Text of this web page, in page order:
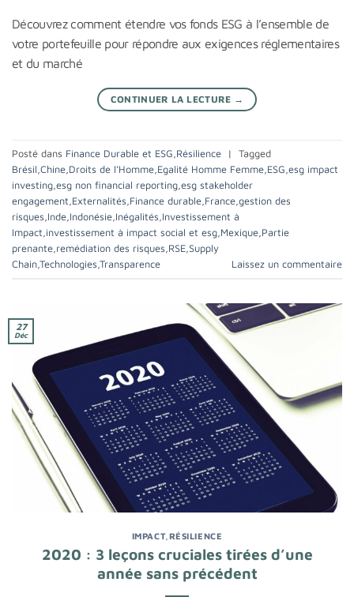
Découvrez comment étendre vos fonds ESG à l’ensemble de
votre portefeuille pour répondre aux exigences réglementaires
et du marché
CONTINUER LA LECTURE →
Posté dans Finance Durable et ESG Résilience |
Tagged
Brésil Chine Droits de l’Homme Egalité Homme Femme ESG esg impact
investing esg non financial reporting esg stakeholder
engagement Externalités Finance durable France gestion des
risques Inde Indonésie Inégalités Investissement à
Impact investissement à impact social et esg Mexique Partie
prenante remédiation des risques RSE Supply
Chain Technologies Transparence Laissez un commentaire
27
Déc
IMPACT, RÉSILIENCE
2020 : 3 leçons cruciales tirées d’une
année sans précédent